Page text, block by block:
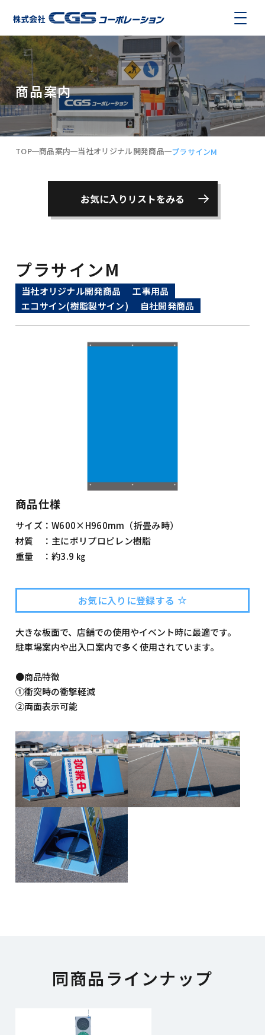
商品案内
TOP 商品案内 当社オリジナル開発商品 プラサインM
お気に入りリストをみる
プラサインM
当社オリジナル開発商品
工事用品
エコサイン(樹脂製サイン)
自社開発商品
商品仕様
サイズ：W600×H960mm（折畳み時）
材質 ： 主にポリプロピレン樹脂
重量 ：約3.9 ㎏
お気に入りに登録する
大きな板面で、店舗での使用やイベント時に最適です。
駐車場案内や出入口案内で多く使用されています。
●商品特徴
①衝突時の衝撃軽減
②両面表示可能
同商品ラインナップ